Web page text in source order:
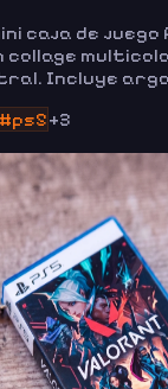
caja de juego
collage
Incluye
#ps5+3